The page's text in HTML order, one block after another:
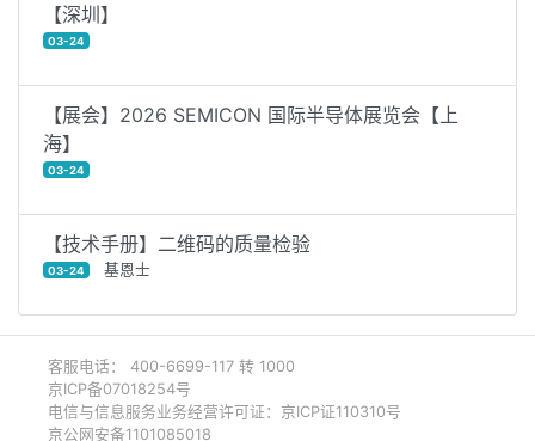
【深圳】
03-24
【展会】2026 SEMICON 国际半导体展览会【上
海】
03-24
【技术手册】二维码的质量检验
03-24 基恩士
客服电话： 400-6699-117 转 1000
京ICP备07018254号
电信与信息服务业务经营许可证：京ICP证110310号
京公网安备1101085018